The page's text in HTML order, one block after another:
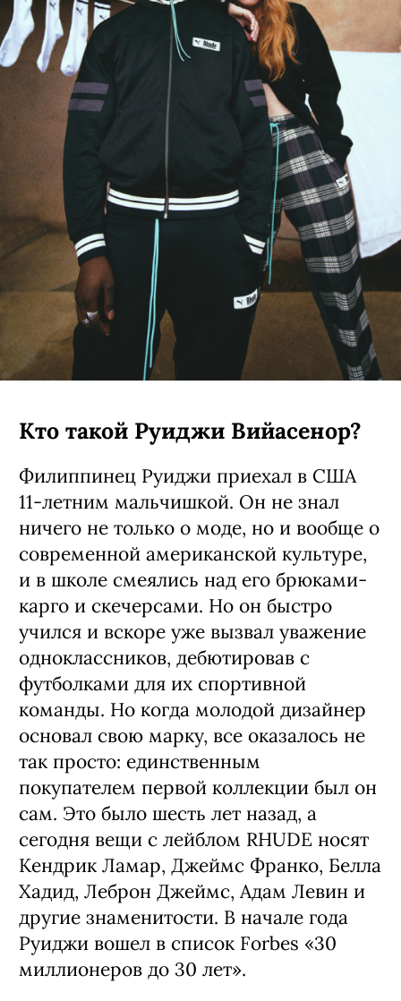
Кто такой Руиджи Вийасенор?
Филиппинец Руиджи приехал в США
11-летним мальчишкой. Он не знал
ничего не только о моде, но и вообще о
современной американской культуре,
и в школе смеялись над его брюками-
карго и скечерсами. Но он быстро
учился и вскоре уже вызвал уважение
одноклассников, дебютировав с
футболками для их спортивной
команды. Но когда молодой дизайнер
основал свою марку, все оказалось не
так просто: единственным
покупателем первой коллекции был он
сам. Это было шесть лет назад, а
сегодня вещи с лейблом RHUDE носят
Кендрик Ламар, Джеймс Франко, Белла
Хадид, Леброн Джеймс, Адам Левин и
другие знаменитости. В начале года
Руиджи вошел в список Forbes «30
миллионеров до 30 лет».